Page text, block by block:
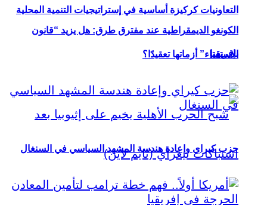
التعاونيات كركيزة أساسية في إستراتيجيات التنمية المحلية
بإفريقيا
الكونغو الديمقراطية عند مفترق طرق: هل يزيد “قانون
الاستفتاء” أزماتها تعقيدًا؟
حزب كيراي وإعادة هندسة المشهد السياسي في السنغال